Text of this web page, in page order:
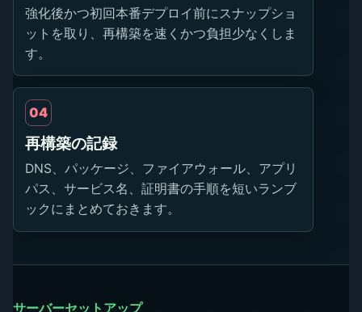
強化後かつ初回本番デプロイ前にスナップショ
ットを取り、再構築を速くかつ負担少なくしま
す。
04
再構築の記録
DNS、パッケージ、ファイアウォール、アプリ
パス、サービス名、証明書の手順を短いランブ
ックにまとめておきます。
サーバーセットアップ